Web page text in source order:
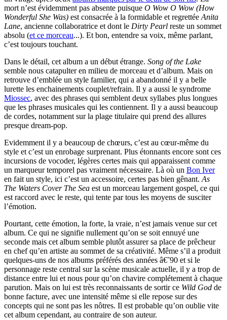
mort n’est évidemment pas absente puisque O Wow O Wow (How
Wonderful She Was) est consacrée à la formidable et regrettée Anita
Lane, ancienne collaboratrice et dont le Dirty Pearl reste un sommet
absolu (et ce morceau...). Et bon, entendre sa voix, même parlant,
c’est toujours touchant.
Dans le détail, cet album a un début étrange. Song of the Lake
semble nous catapulter en milieu de morceau et d’album. Mais on
retrouve d’emblée un style familier, qui a abandonné il y a belle
lurette les enchainements couplet/refrain. Il y a aussi le syndrome
Miossec, avec des phrases qui semblent deux syllabes plus longues
que les phrases musicales qui les contiennent. Il y a aussi beaucoup
de cordes, notamment sur la plage titulaire qui prend des allures
presque dream-pop.
Evidemment il y a beaucoup de chœurs, c’est au cœur-même du
style et c’est un enrobage surprenant. Plus étonnants encore sont ces
incursions de vocoder, légères certes mais qui apparaissent comme
un marqueur temporel pas vraiment nécessaire. Là où un Bon Iver
en fait un style, ici c’est un accessoire, certes pas bien gênant. As
The Waters Cover The Sea est un morceau largement gospel, ce qui
est raccord avec le reste, qui tente par tous les moyens de susciter
l’émotion.
Pourtant, cette émotion, la forte, la vraie, n’est jamais venue sur cet
album. Ce qui ne signifie nullement qu’on se soit ennuyé une
seconde mais cet album semble plutôt assurer sa place de prêcheur
en chef qu’en artiste au sommet de sa créativité. Même s’il a produit
quelques-uns de nos albums préférés des années â€˜90 et si le
personnage reste central sur la scène musicale actuelle, il y a trop de
distance entre lui et nous pour qu’on chavire complétement à chaque
parution. Mais on lui est très reconnaissants de sortir ce Wild God de
bonne facture, avec une intensité même si elle repose sur des
concepts qui ne sont pas les nôtres. Il est probable qu’on oublie vite
cet album cependant, au contraire de son auteur.